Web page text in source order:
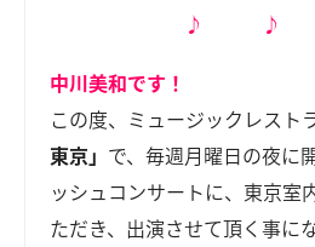
♪ ♪
中川美和です！
この度、ミュージックレスト
東京」 で、毎週月曜日の夜に
ッシュコンサートに、東京室
ただき、出演させて頂く事に